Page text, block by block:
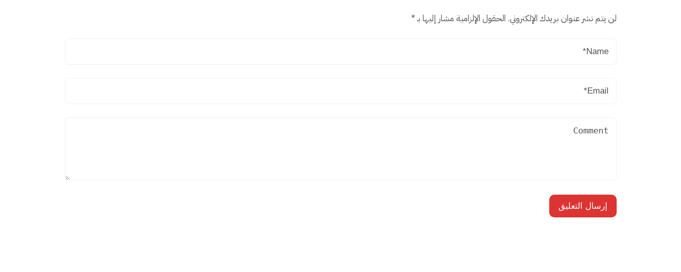
لن يتم نشر عنوان بريدك الإلكتروني. الحقول الإلزامية مشار إليها بـ*